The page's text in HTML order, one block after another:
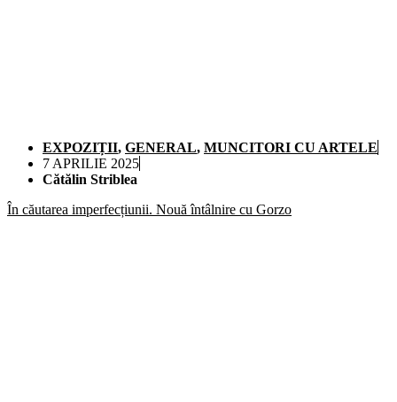
EXPOZIȚII, GENERAL, MUNCITORI CU ARTELE
7 APRILIE 2025
Cătălin Striblea
În căutarea imperfecțiunii. Nouă întâlnire cu Gorzo